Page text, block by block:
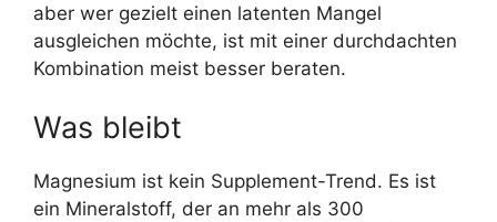
aber wer gezielt einen latenten Mangel
ausgleichen möchte, ist mit einer durchdachten
Kombination meist besser beraten.
Was bleibt
Magnesium ist kein Supplement-Trend. Es ist
ein Mineralstoff, der an mehr als 300